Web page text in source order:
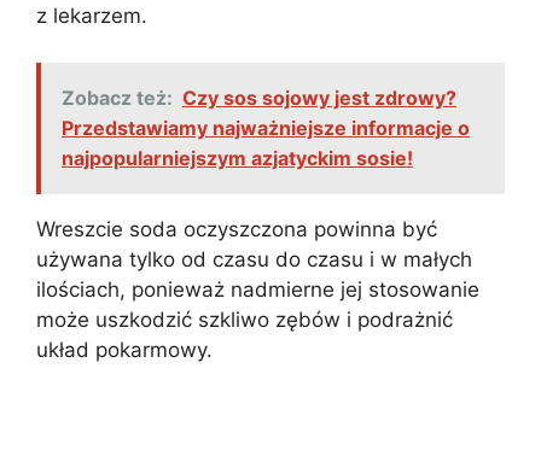
z lekarzem.
Zobacz też: Czy sos sojowy jest zdrowy?
Przedstawiamy najważniejsze informacje o
najpopularniejszym azjatyckim sosie!
Wreszcie soda oczyszczona powinna być
używana tylko od czasu do czasu i w małych
ilościach, ponieważ nadmierne jej stosowanie
może uszkodzić szkliwo zębów i podrażnić
układ pokarmowy.